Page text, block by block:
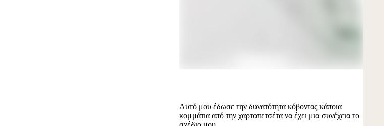
Αυτό μου έδωσε την δυνατότητα κόβοντας κάποια
κομμάτια από την χαρτοπετσέτα να έχει μια συνέχεια το